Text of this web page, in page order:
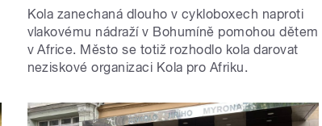
Kola zanechaná dlouho v cykloboxech naproti
vlakovému nádraží v Bohumíně pomohou dětem
v Africe. Město se totiž rozhodlo kola darovat
neziskové organizaci Kola pro Afriku.